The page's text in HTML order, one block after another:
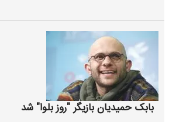
بابک حمیدیان بازیگر "روز بلوا" شد